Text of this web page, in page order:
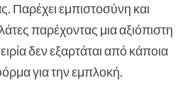
Παρέχει εμπιστοσύνη και
παρέχοντας μια αξιόπιστη
δεν εξαρτάται από κάποια
για την εμπλοκή.